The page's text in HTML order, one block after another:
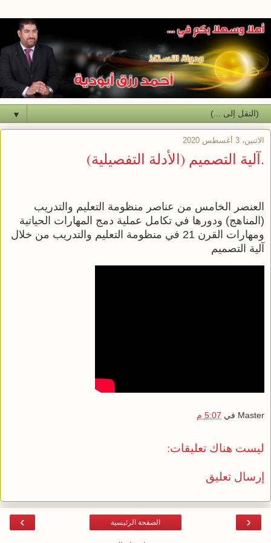
▼
الاثنين، 3 أغسطس 2020
.آلية التصميم (الأدلة التفصيلية)
العنصر الخامس من عناصر منظومة التعليم والتدريب
(المناهج) ودورها في تكامل عملية دمج المهارات الحياتية
ومهارات القرن 21 في منظومة التعليم والتدريب من خلال
آلية التصميم
Master في 5:07 م
ليست هناك تعليقات:
إرسال تعليق
‹
› الصفحة الرئيسية